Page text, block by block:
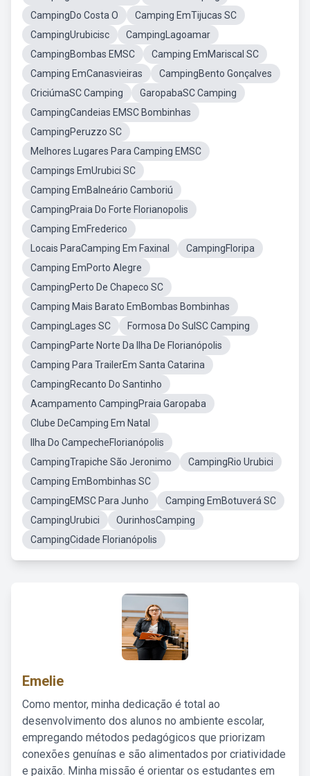
CampingDo Costa O
Camping EmTijucas SC
CampingUrubicisc
CampingLagoamar
CampingBombas EMSC
Camping EmMariscal SC
Camping EmCanasvieiras
CampingBento Gonçalves
CriciúmaSC Camping
GaropabaSC Camping
CampingCandeias EMSC Bombinhas
CampingPeruzzo SC
Melhores Lugares Para Camping EMSC
Campings EmUrubici SC
Camping EmBalneário Camboriú
CampingPraia Do Forte Florianopolis
Camping EmFrederico
Locais ParaCamping Em Faxinal
CampingFloripa
Camping EmPorto Alegre
CampingPerto De Chapeco SC
Camping Mais Barato EmBombas Bombinhas
CampingLages SC
Formosa Do SulSC Camping
CampingParte Norte Da Ilha De Florianópolis
Camping Para TrailerEm Santa Catarina
CampingRecanto Do Santinho
Acampamento CampingPraia Garopaba
Clube DeCamping Em Natal
Ilha Do CampecheFlorianópolis
CampingTrapiche São Jeronimo
CampingRio Urubici
Camping EmBombinhas SC
CampingEMSC Para Junho
Camping EmBotuverá SC
CampingUrubici
OurinhosCamping
CampingCidade Florianópolis
Emelie
Como mentor, minha dedicação é total ao
desenvolvimento dos alunos no ambiente escolar,
empregando métodos pedagógicos que priorizam
conexões genuínas e são alimentados por criatividade
e paixão. Minha missão é orientar os estudantes em